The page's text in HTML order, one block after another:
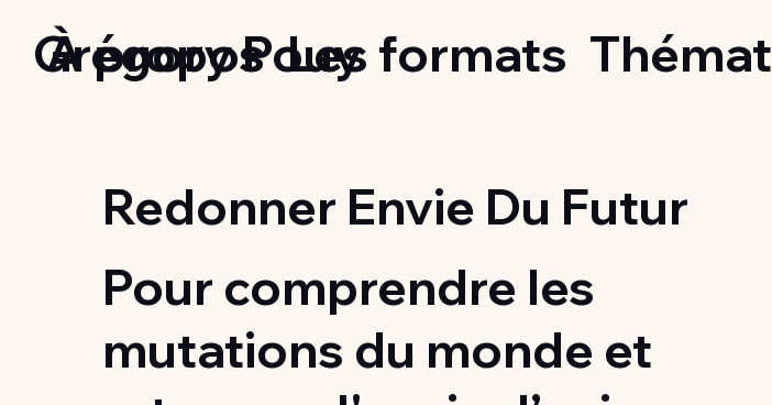
Grégory Pouy
À propos Les formats
Redonner Envie Du Futur
Pour comprendre les
mutations du monde et